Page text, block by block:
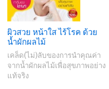
ผิวสวย หน้าใส ไร้โรค ด้วย
น้ำผักผลไม้
เคล็ด(ไม่)ลับของการนำคุณค่า
จากน้ำผักผลไม้เพื่อสุขภาพอย่าง
แท้จริง